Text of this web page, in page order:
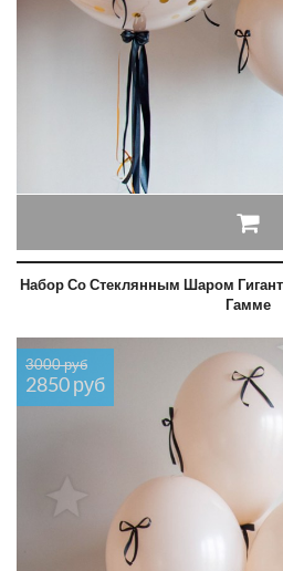
Набор Со Стеклянным Шаром
Гамме
3000 руб
2850 руб